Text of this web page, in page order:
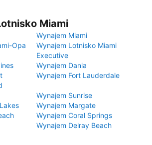
Miami
Wynajem Miami
Opa
Wynajem Lotnisko Miami
Executive
Wynajem Dania
Wynajem Fort Lauderdale
Wynajem Sunrise
Wynajem Margate
Wynajem Coral Springs
Wynajem Delray Beach